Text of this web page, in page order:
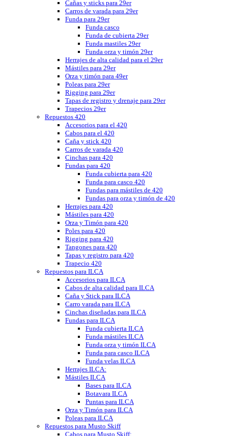
Cañas y sticks para 29er
Carros de varada para 29er
Funda para 29er
Funda casco
Funda de cubierta 29er
Funda mastiles 29er
Funda orza y timón 29er
Herrajes de alta calidad para el 29er
Mástiles para 29er
Orza y timón para 49er
Poleas para 29er
Rigging para 29er
Tapas de registro y drenaje para 29er
Trapecios 29er
Repuestos 420
Accesorios para el 420
Cabos para el 420
Caña y stick 420
Carros de varada 420
Cinchas para 420
Fundas para 420
Funda cubierta para 420
Funda para casco 420
Fundas para mástiles de 420
Fundas para orza y timón de 420
Herrajes para 420
Mástiles para 420
Orza y Timón para 420
Poles para 420
Rigging para 420
Tangones para 420
Tapas y registro para 420
Trapecio 420
Repuestos para ILCA
Accesorios para ILCA
Cabos de alta calidad para ILCA
Caña y Stick para ILCA
Carro varada para ILCA
Cinchas diseñadas para ILCA
Fundas para ILCA
Funda cubierta ILCA
Funda mástiles ILCA
Funda orza y timón ILCA
Funda para casco ILCA
Funda velas ILCA
Herrajes ILCA:
Mástiles ILCA
Bases para ILCA
Botavara ILCA
Puntas para ILCA
Orza y Timón para ILCA
Poleas para ILCA
Repuestos para Musto Skiff
Cabos para Musto Skiff: